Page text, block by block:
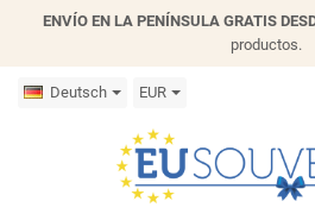
ENVÍO EN LA PENÍNSULA GRATIS
productos.
Deutsch EUR